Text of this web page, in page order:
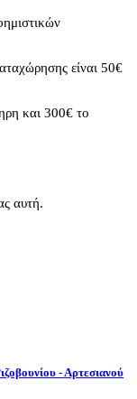
είναι 50€
και 300€ το
αυτή.
-Αρτεσιανού